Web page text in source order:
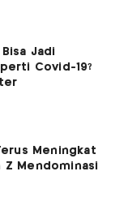
Jadi
Covid-19?
Meningkat
Z Mendominasi